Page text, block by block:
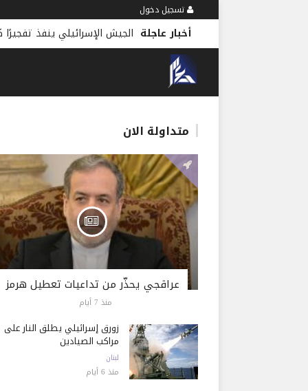
تسجيل دخول
أخبار عاجلة الجيش الإسرائيلي ينفذ
متداولة الان
عراقجي يحذّر من تداعيات تعطيل هرمز
منذ 7 أيام
زورق إسرائيلي يطلق النار على
مراكب الصيادين
لبنان
منذ 6 أيام